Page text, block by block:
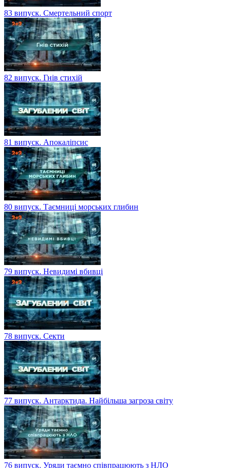
83 випуск. Смертельний спорт
82 випуск. Гнів стихій
81 випуск. Апокаліпсис
80 випуск. Таємниці морських глибин
79 випуск. Невидимі вбивці
78 випуск. Секти
77 випуск. Антарктида. Найбільша загроза світу
76 випуск. Уряди таємно співпрацюють з НЛО